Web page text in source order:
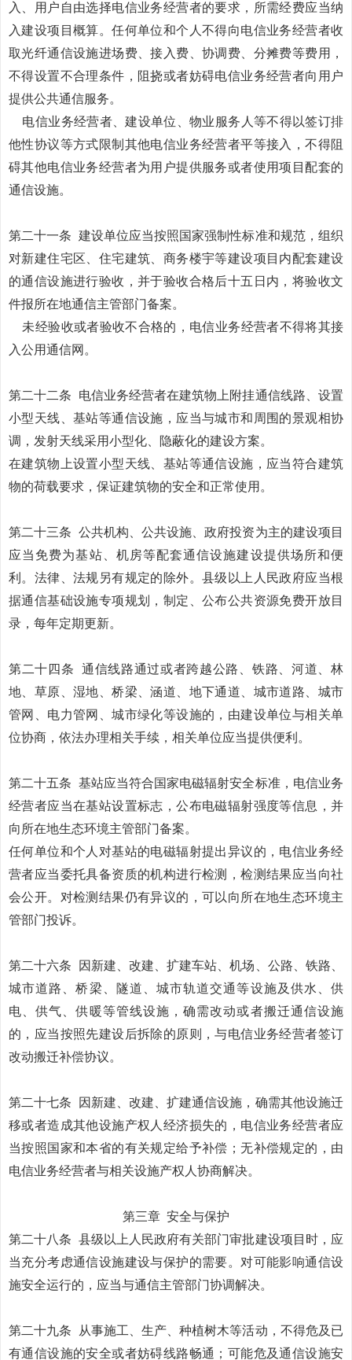
入、用户自由选择电信业务经营者的要求，所需经费应当纳
入建设项目概算。任何单位和个人不得向电信业务经营者收
取光纤通信设施进场费、接入费、协调费、分摊费等费用，
不得设置不合理条件，阻挠或者妨碍电信业务经营者向用户
提供公共通信服务。
电信业务经营者、建设单位、物业服务人等不得以签订排
他性协议等方式限制其他电信业务经营者平等接入，不得阻
碍其他电信业务经营者为用户提供服务或者使用项目配套的
通信设施。
第二十一条 建设单位应当按照国家强制性标准和规范，组织
对新建住宅区、住宅建筑、商务楼宇等建设项目内配套建设
的通信设施进行验收，并于验收合格后十五日内，将验收文
件报所在地通信主管部门备案。
未经验收或者验收不合格的，电信业务经营者不得将其接
入公用通信网。
第二十二条
电信业务经营者在建筑物上附挂通信线路、设置
小型天线、基站等通信设施，应当与城市和周围的景观相协
调，发射天线采用小型化、隐蔽化的建设方案。
在建筑物上设置小型天线、基站等通信设施，应当符合建筑
物的荷载要求，保证建筑物的安全和正常使用。
第二十三条 公共机构、公共设施、政府投资为主的建设项目
应当免费为基站、机房等配套通信设施建设提供场所和便
利。法律、法规另有规定的除外。县级以上人民政府应当根
据通信基础设施专项规划，制定、公布公共资源免费开放目
录，每年定期更新。
第二十四条
通信线路通过或者跨越公路、铁路、河道、林
地、草原、湿地、桥梁、涵道、地下通道、城市道路、城市
管网、电力管网、城市绿化等设施的，由建设单位与相关单
位协商，依法办理相关手续，相关单位应当提供便利。
第二十五条 基站应当符合国家电磁辐射安全标准，电信业务
经营者应当在基站设置标志，公布电磁辐射强度等信息，并
向所在地生态环境主管部门备案。
任何单位和个人对基站的电磁辐射提出异议的，电信业务经
营者应当委托具备资质的机构进行检测，检测结果应当向社
会公开。对检测结果仍有异议的，可以向所在地生态环境主
管部门投诉。
第二十六条
因新建、改建、扩建车站、机场、公路、铁路、
城市道路、桥梁、隧道、城市轨道交通等设施及供水、供
电、供气、供暖等管线设施，确需改动或者搬迁通信设施
的，应当按照先建设后拆除的原则，与电信业务经营者签订
改动搬迁补偿协议。
第二十七条
因新建、改建、扩建通信设施，确需其他设施迁
移或者造成其他设施产权人经济损失的，电信业务经营者应
当按照国家和本省的有关规定给予补偿；无补偿规定的，由
电信业务经营者与相关设施产权人协商解决。
第三章 安全与保护
第二十八条 县级以上人民政府有关部门审批建设项目时，应
当充分考虑通信设施建设与保护的需要。对可能影响通信设
施安全运行的，应当与通信主管部门协调解决。
第二十九条
从事施工、生产、种植树木等活动，不得危及已
有通信设施的安全或者妨碍线路畅通；可能危及通信设施安